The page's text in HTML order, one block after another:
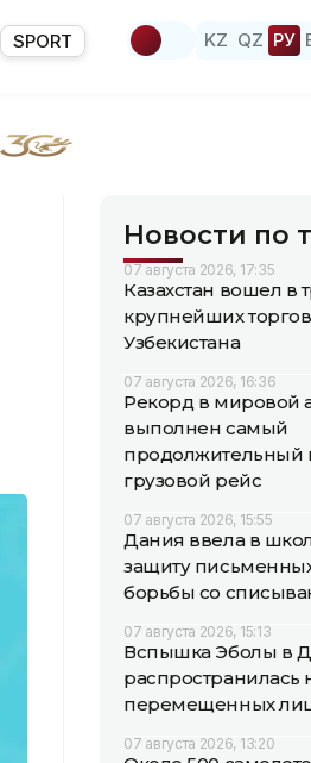
SPORT KZ QZ РУ
Новости по
07 августа 2026, 17:35
Казахстан вошел в
крупнейших
Узбекистана
07 августа 2026, 16:36
Рекорд в мировой
выполнен самый
продолжительный
грузовой рейс
07 августа 2026, 15:55
Дания ввела в
защиту
борьбы со
07 августа 2026, 15:13
Вспышка Эболы в
распространилась
перемещенных
07 августа 2026, 13:20